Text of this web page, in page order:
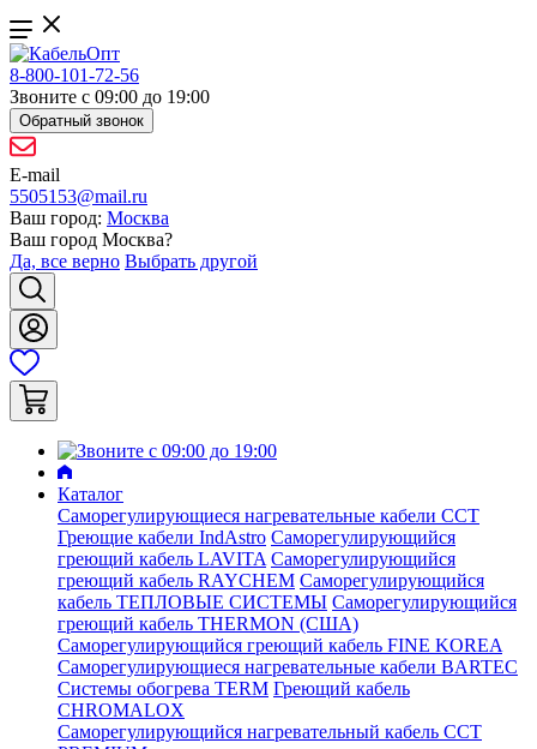
8-800-101-72-56
Звоните с 09:00 до 19:00
Обратный звонок
E-mail
5505153@mail.ru
Ваш город: Москва
Ваш город Москва?
Да, все верно Выбрать другой
Каталог
Саморегулирующиеся нагревательные кабели ССТ
Греющие кабели IndAstro Саморегулирующийся
греющий кабель LAVITA Саморегулирующийся
греющий кабель RAYCHEM Саморегулирующийся
кабель ТЕПЛОВЫЕ СИСТЕМЫ Саморегулирующийся
греющий кабель THERMON (США)
Саморегулирующийся греющий кабель FINE KOREA
Саморегулирующиеся нагревательные кабели BARTEC
Системы обогрева TERM Греющий кабель
CHROMALOX
Саморегулирующийся нагревательный кабель ССТ